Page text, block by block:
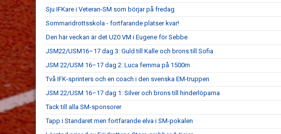
Sju IFKare i Veteran-SM som börjar på fredag
Sommaridrottsskola - fortfarande platser kvar!
Den här veckan är det U20 VM i Eugene för Sebbe
JSM22/USM16–17 dag 3: Guld till Kalle och brons till Sofia
JSM 22/USM 16–17 dag 2: Luca femma på 1500m
Två IFK-sprinters och en coach i den svenska EM-truppen
JSM 22/USM 16–17 dag 1: Silver och brons till hinderlöparna
Tack till alla SM-sponsorer
Tapp i Standaret men fortfarande elva i SM-pokalen